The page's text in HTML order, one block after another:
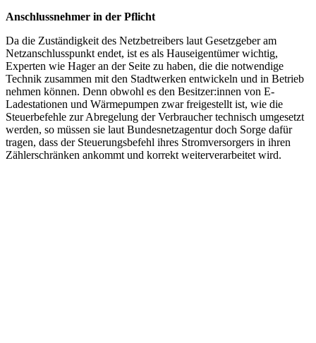
Anschlussnehmer in der Pflicht
Da die Zuständigkeit des Netzbetreibers laut Gesetzgeber am
Netzanschlusspunkt endet, ist es als Hauseigentümer wichtig,
Experten wie Hager an der Seite zu haben, die die notwendige
Technik zusammen mit den Stadtwerken entwickeln und in Betrieb
nehmen können. Denn obwohl es den Besitzer:innen von E-
Ladestationen und Wärmepumpen zwar freigestellt ist, wie die
Steuerbefehle zur Abregelung der Verbraucher technisch umgesetzt
werden, so müssen sie laut Bundesnetzagentur doch Sorge dafür
tragen, dass der Steuerungsbefehl ihres Stromversorgers in ihren
Zählerschränken ankommt und korrekt weiterverarbeitet wird.